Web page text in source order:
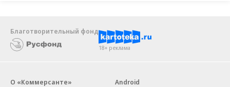
Благотворительный фонд
18+ реклама
О «Коммерсанте»
Android